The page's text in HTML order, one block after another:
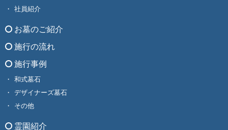
社員紹介
お墓のご紹介
施行の流れ
施行事例
和式墓石
デザイナーズ墓石
その他
霊園紹介